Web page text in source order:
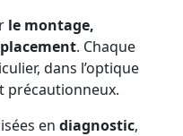
le montage,
. Chaque
dans l’optique
précautionneux.
en diagnostic,